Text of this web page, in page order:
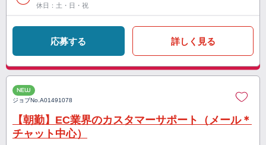
休日：土・日・祝
応募する 詳しく見る
NEW
ジョブNo.A01491078
【朝勤】EC業界のカスタマーサポート（メール＊
チャット中心）